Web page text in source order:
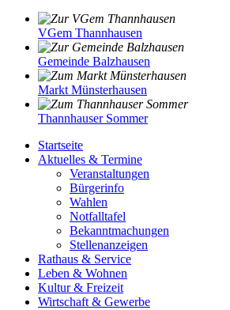
VGem Thannhausen
Gemeinde Balzhausen
Markt Münsterhausen
Thannhauser Sommer
Startseite
Aktuelles & Termine
Veranstaltungen
Bürgerinfo
Wahlen
Notfalltafel
Bekanntmachungen
Stellenanzeigen
Rathaus & Service
Leben & Wohnen
Kultur & Freizeit
Wirtschaft & Gewerbe